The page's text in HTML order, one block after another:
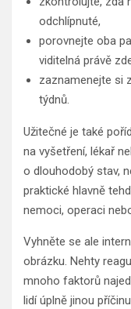
odchlípnuté,
porovnejte oba
viditelná právě
zaznamenejte si
týdnů.
Užitečné je také
na vyšetření, lékař
o dlouhodobý stav,
praktické hlavně
nemoci, operaci
Vyhněte se ale
obrázku. Nehty
mnoho faktorů
lidí úplně jinou